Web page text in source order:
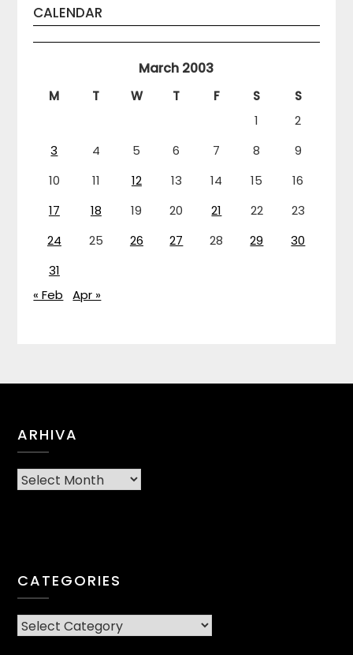
CALENDAR
March 2003
M T W T F S
S
1
2
3
4 5 6 7 8
9
10
11 12 13 14 15
16
17
18 19 20 21 22
23
24
25 26 27 28 29
30
31
« Feb
Apr »
ARHIVA
Arhiva
CATEGORIES
CATEGORIES